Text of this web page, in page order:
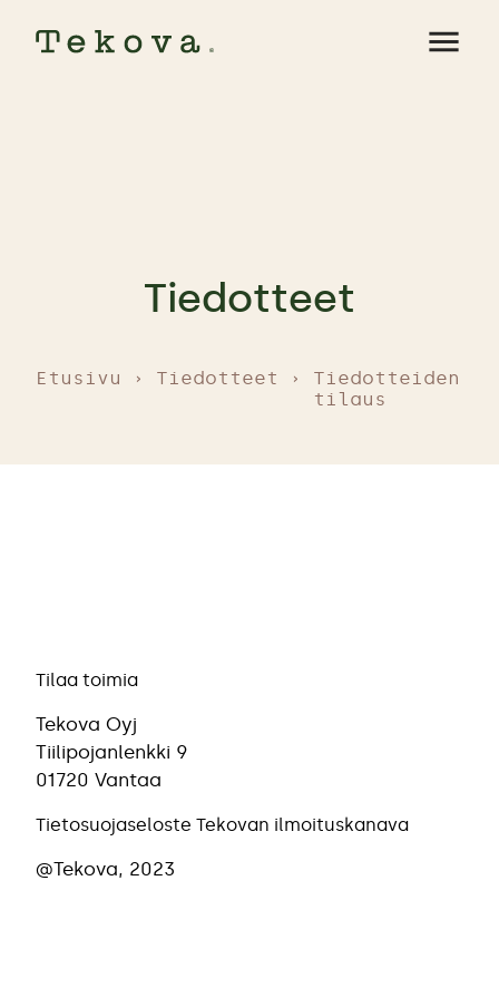
menu
Tiedotteet
Etusivu Tiedotteet
Tiedotteiden
tilaus
Tilaa toimia
Tekova Oyj
Tiilipojanlenkki 9
01720 Vantaa
Tietosuojaseloste Tekovan ilmoituskanava
@Tekova, 2023